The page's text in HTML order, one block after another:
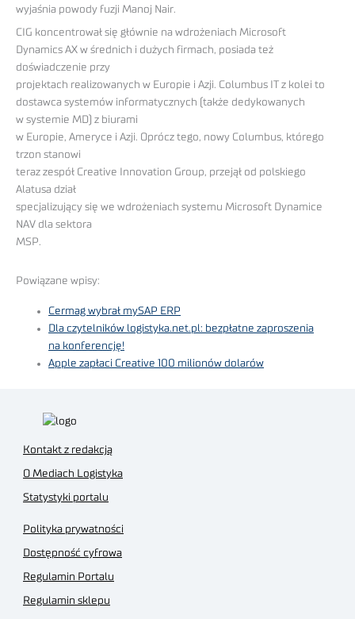
wyjaśnia powody fuzji Manoj Nair.
CIG koncentrował się głównie na wdrożeniach Microsoft
Dynamics AX w średnich i dużych firmach, posiada też
doświadczenie przy
projektach realizowanych w Europie i Azji. Columbus IT z kolei to
dostawca systemów informatycznych (także dedykowanych
w systemie MD) z biurami
w Europie, Ameryce i Azji. Oprócz tego, nowy Columbus, którego
trzon stanowi
teraz zespół Creative Innovation Group, przejął od polskiego
Alatusa dział
specjalizujący się we wdrożeniach systemu Microsoft Dynamice
NAV dla sektora
MSP.
Powiązane wpisy:
Cermag wybrał mySAP ERP
Dla czytelników logistyka.net.pl: bezpłatne zaproszenia
na konferencję!
Apple zapłaci Creative 100 milionów dolarów
Kontakt z redakcją
O Mediach Logistyka
Statystyki portalu
Polityka prywatności
Dostępność cyfrowa
Regulamin Portalu
Regulamin sklepu